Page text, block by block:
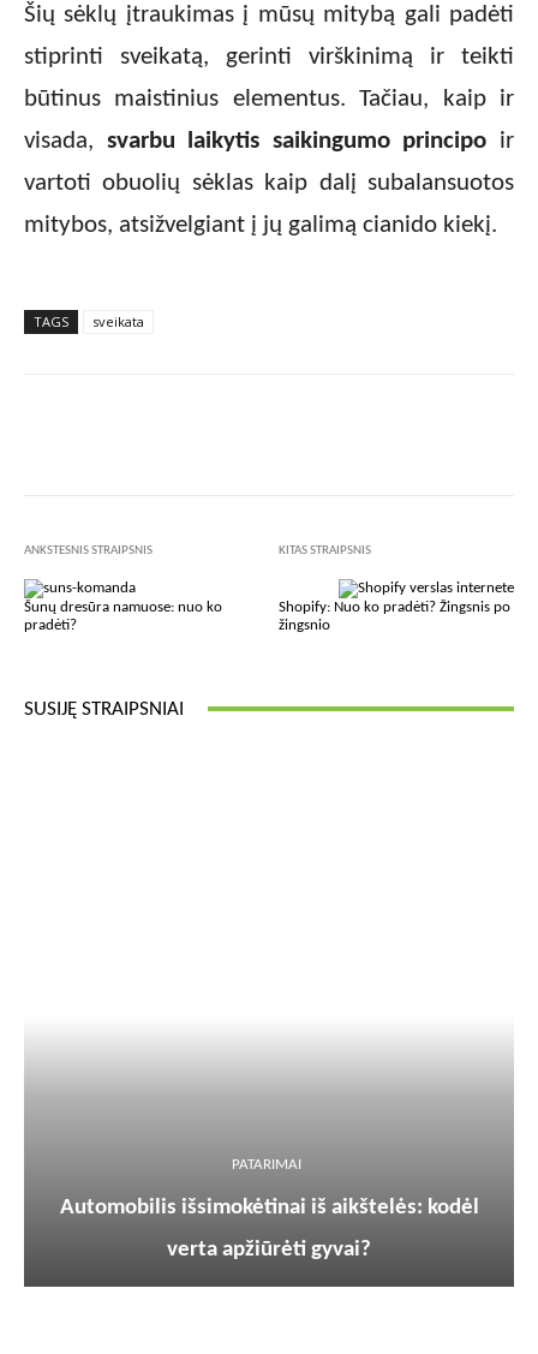
Šių sėklų įtraukimas į mūsų mitybą gali padėti
stiprinti sveikatą, gerinti virškinimą ir teikti
būtinus maistinius elementus. Tačiau, kaip ir
visada, svarbu laikytis saikingumo principo ir
vartoti obuolių sėklas kaip dalį subalansuotos
mitybos, atsižvelgiant į jų galimą cianido kiekį.
TAGS sveikata
ANKSTESNIS STRAIPSNIS
Šunų dresūra namuose: nuo ko
pradėti?
KITAS STRAIPSNIS
Shopify: Nuo ko pradėti? Žingsnis po
žingsnio
SUSIJĘ STRAIPSNIAI
PATARIMAI
Automobilis išsimokėtinai iš aikštelės: kodėl
verta apžiūrėti gyvai?